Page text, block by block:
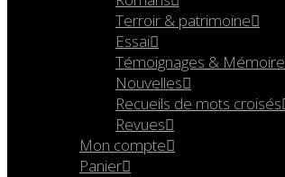
Terroir & patrimoine
Essai
Témoignages & Mémoire
Nouvelles
Recueils de mots croisés
Revues
Mon compte
Panier